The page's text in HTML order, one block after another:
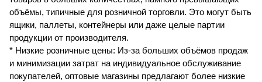
объёмы, типичные для розничной торговли. Это могут быть
ящики, паллеты, контейнеры или даже целые партии
продукции от производителя.
* Низкие розничные цены: Из-за больших объёмов продаж
и минимизации затрат на индивидуальное обслуживание
покупателей, оптовые магазины предлагают более низкие